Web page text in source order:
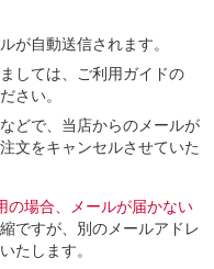
が自動送信されます。
しては、ご利用ガイドの
さい。
どで、当店からのメールが
文をキャンセルさせていた
の場合、メールが届かない
ですが、別のメールアドレ
たします。